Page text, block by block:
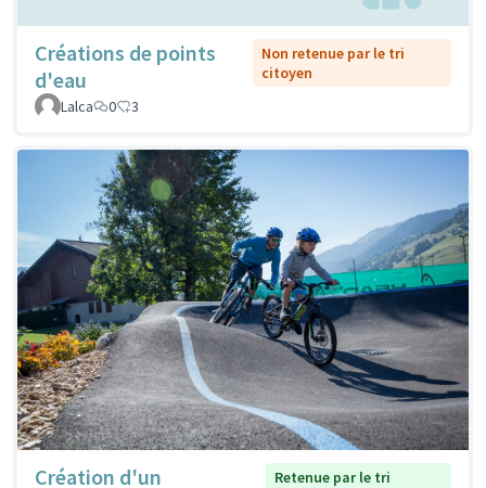
Créations de points
d'eau
Non retenue par le tri
citoyen
Lalca
0 3
Création d'un
Retenue par le tri